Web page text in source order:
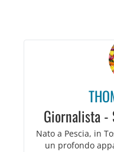
Giornalista -
Nato a Pescia, in
un profondo